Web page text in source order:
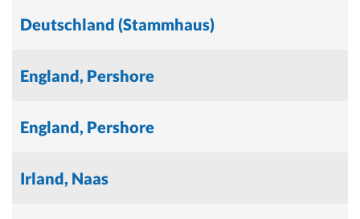
Deutschland (Stammhaus)
England, Pershore
England, Pershore
Irland, Naas